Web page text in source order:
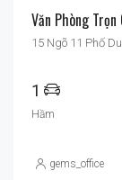
Văn Phòng Trọn
1
Hầm
gems_office